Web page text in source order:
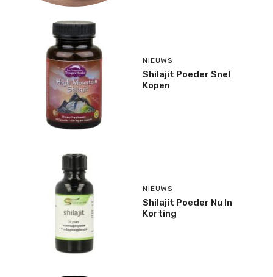
NIEUWS
Shilajit Poeder Snel
Kopen
NIEUWS
Shilajit Poeder Nu In
Korting